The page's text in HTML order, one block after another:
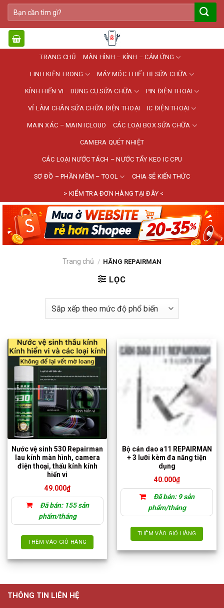
Bỏ
qua
nội
dung
Tìm
kiếm:
TRANG CHỦ MÀN HÌNH – KÍNH – CẢM ỨNG
LINH KIỆN TRONG MÁY MÓC THIẾT BỊ SỬA CHỮA
KÍNH HIỂN VI DỤNG CỤ SỬA CHỮA PIN ĐIỆN THOẠI
VỈ LÀM CHÂN SỬA CHỮA ĐIỆN THOẠI IC ĐIỆN THOẠI
MAIN XÁC – MAIN ICLOUD CÁC LOẠI BOX SỬA CHỮA
CAMERA QUÉT NHIỆT
CÁC LOẠI NƯỚC TÁCH – NƯỚC TẨY KEO IC CPU
SƠ ĐỒ – PHẦN MỀM – TOOL CHIA SẺ KIẾN THỨC
> KIỂM TRA ĐƠN HÀNG TẠI ĐÂY <
Trang chủ / HÃNG REPAIRMAN
LỌC
Nước vệ sinh 530 Repairman
lau kính màn hình, camera
điện thoại, thấu kính kính
hiển vi
49.000₫
Đã bán: 155 sản
phẩm/tháng
THÊM VÀO GIỎ HÀNG
Bộ cán dao a11 REPAIRMAN
+ 3 lưỡi kèm đa năng tiện
dụng
40.000₫
Đã bán: 9 sản
phẩm/tháng
THÊM VÀO GIỎ HÀNG
THÔNG TIN LIÊN HỆ